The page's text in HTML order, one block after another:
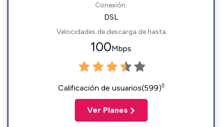
Conexión:
DSL
Velocidades de descarga de hasta
100Mbps
Calificación de usuarios(599)◊
Ver Planes